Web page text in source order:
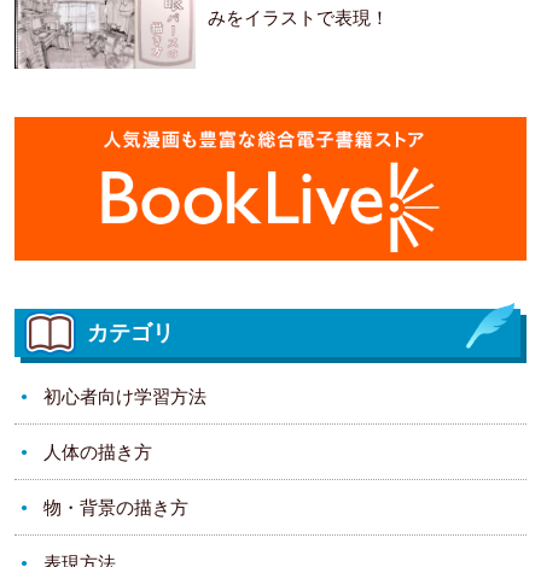
みをイラストで表現！
カテゴリ
初心者向け学習方法
人体の描き方
物・背景の描き方
表現方法